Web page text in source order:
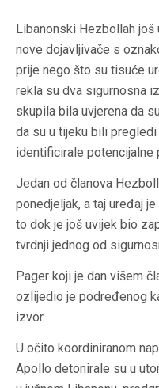
Libanonski Hezbollah
nove dojavljivače s
prije nego što su tisuće
rekla su dva sigurnosna
skupila bila uvjerena da
da su u tijeku bili
identificirale potencijalne
Jedan od članova
ponedjeljak, a taj uređaj
to dok je još uvijek bio
tvrdnji jednog od
Pager koji je dan višem
ozlijedio je podređenog
izvor.
U očito koordiniranom
Apollo detonirale su u